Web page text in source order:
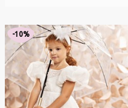
-10%